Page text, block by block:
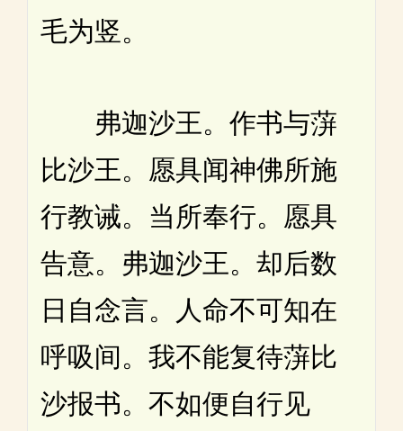
毛为竖。
弗迦沙王。作书与蓱
比沙王。愿具闻神佛所施
行教诫。当所奉行。愿具
告意。弗迦沙王。却后数
日自念言。人命不可知在
呼吸间。我不能复待蓱比
沙报书。不如便自行见